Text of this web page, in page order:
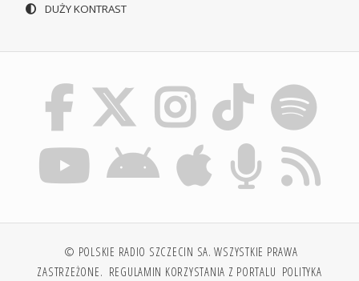
DUŻY KONTRAST
© POLSKIE RADIO SZCZECIN SA. WSZYSTKIE PRAWA
ZASTRZEŻONE. REGULAMIN KORZYSTANIA Z PORTALU POLITYKA